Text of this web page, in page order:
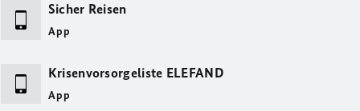
Sicher Reisen
App
Krisenvorsorgeliste ELEFAND
App